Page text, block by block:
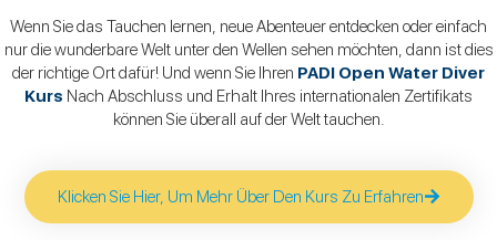
Wenn Sie das Tauchen lernen, neue Abenteuer entdecken oder einfach
nur die wunderbare Welt unter den Wellen sehen möchten, dann ist dies
der richtige Ort dafür! Und wenn Sie Ihren PADI Open Water Diver
Kurs Nach Abschluss und Erhalt Ihres internationalen Zertifikats
können Sie überall auf der Welt tauchen.
Klicken Sie Hier, Um Mehr Über Den Kurs Zu Erfahren